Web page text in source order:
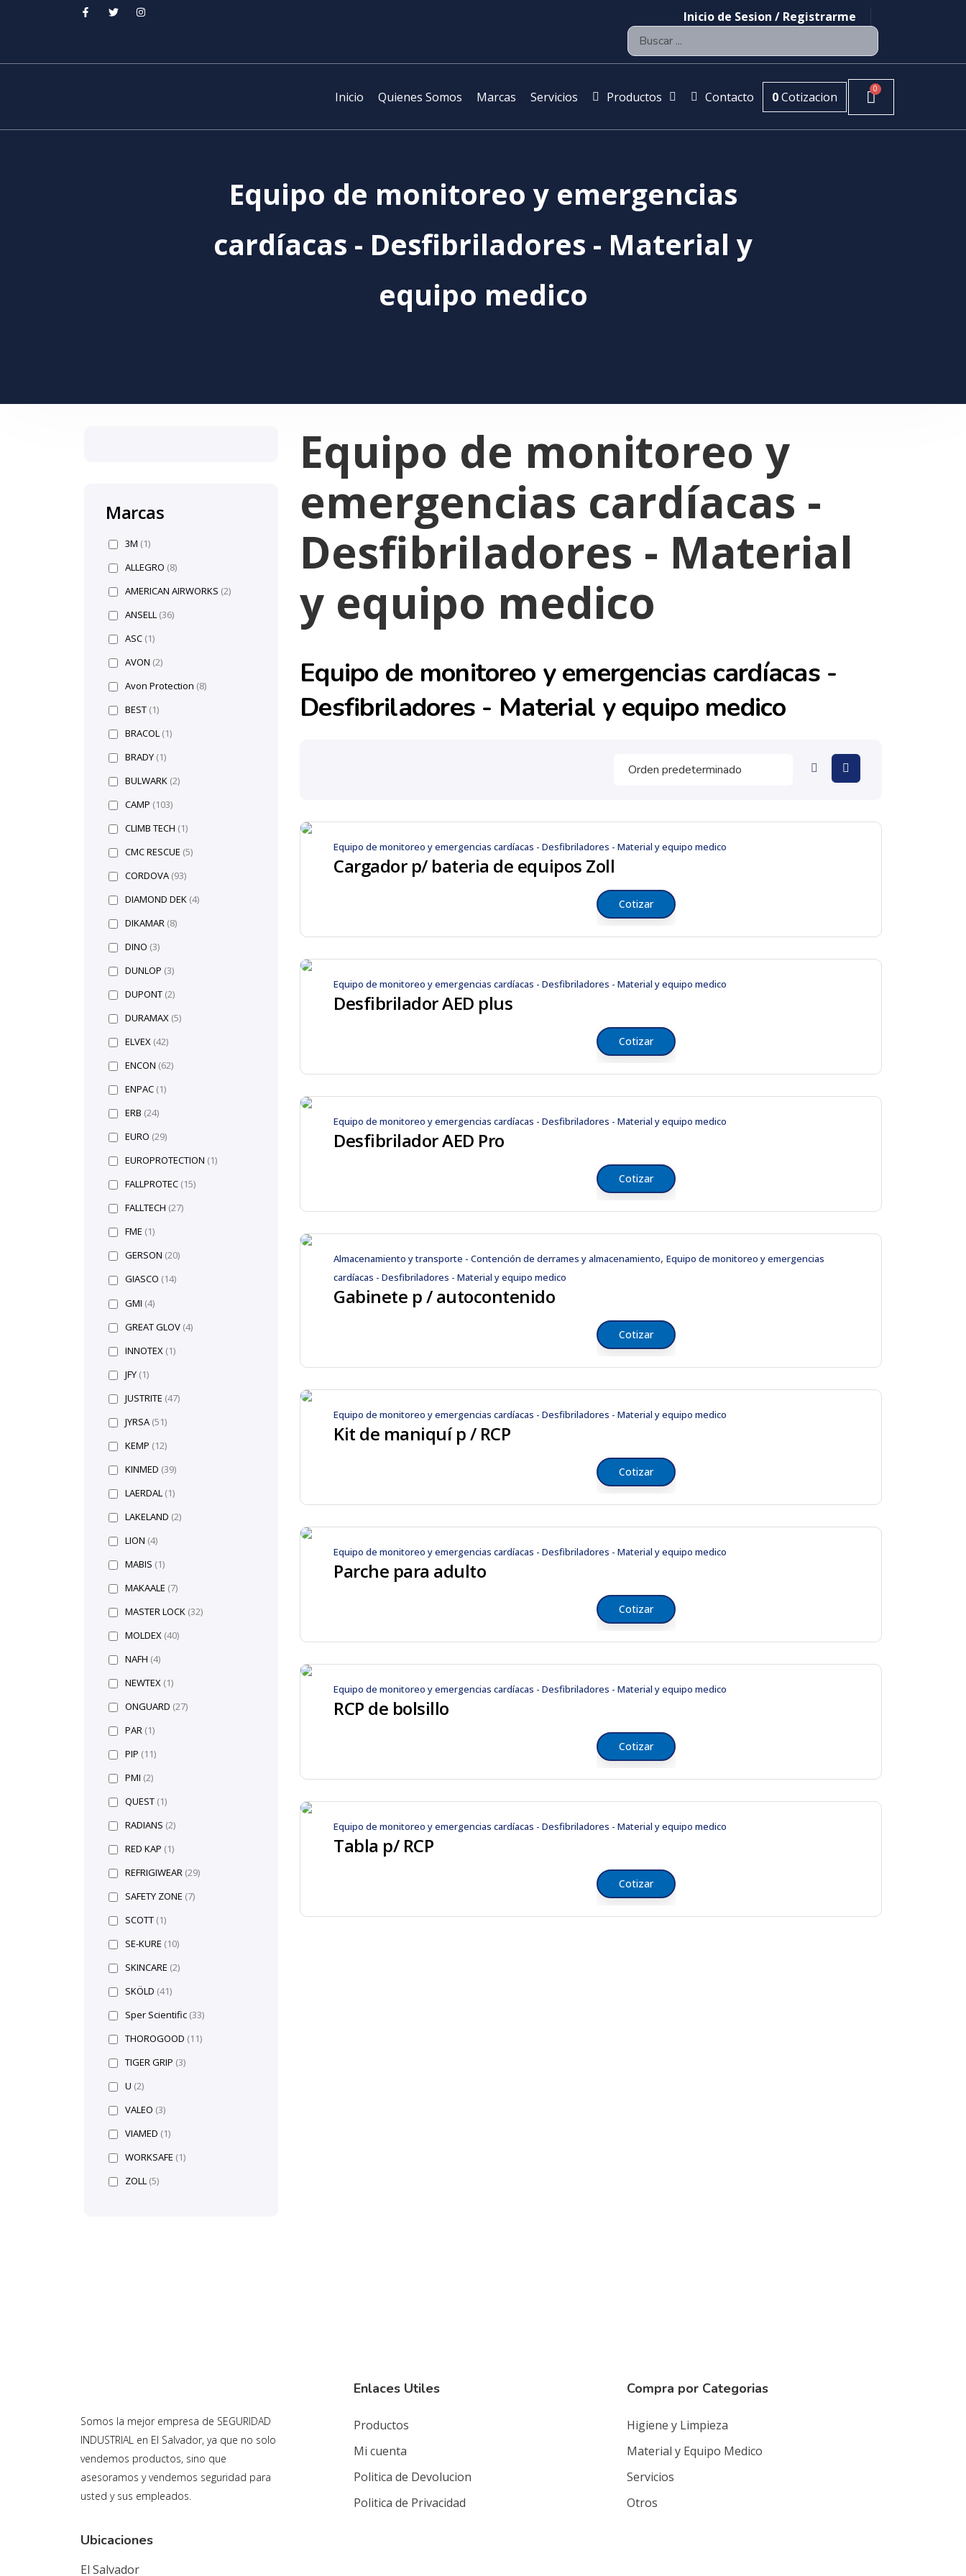
Inicio de Sesion / Registrarme
Inicio Quienes Somos Marcas Servicios Productos Contacto 0 Cotizacion
Equipo de monitoreo y emergencias
cardíacas - Desfibriladores - Material y
equipo medico
Equipo de monitoreo y
emergencias cardíacas -
Desfibriladores - Material
y equipo medico
Equipo de monitoreo y emergencias cardíacas -
Desfibriladores - Material y equipo medico
Equipo de monitoreo y emergencias cardíacas - Desfibriladores - Material y equipo medico
Cargador p/ bateria de equipos Zoll
Cotizar
Equipo de monitoreo y emergencias cardíacas - Desfibriladores - Material y equipo medico
Desfibrilador AED plus
Cotizar
Equipo de monitoreo y emergencias cardíacas - Desfibriladores - Material y equipo medico
Desfibrilador AED Pro
Cotizar
Almacenamiento y transporte - Contención de derrames y almacenamiento, Equipo de monitoreo y emergencias
cardíacas - Desfibriladores - Material y equipo medico
Gabinete p / autocontenido
Cotizar
Equipo de monitoreo y emergencias cardíacas - Desfibriladores - Material y equipo medico
Kit de maniquí p / RCP
Cotizar
Equipo de monitoreo y emergencias cardíacas - Desfibriladores - Material y equipo medico
Parche para adulto
Cotizar
Equipo de monitoreo y emergencias cardíacas - Desfibriladores - Material y equipo medico
RCP de bolsillo
Cotizar
Equipo de monitoreo y emergencias cardíacas - Desfibriladores - Material y equipo medico
Tabla p/ RCP
Cotizar
Marcas
3M (1)
ALLEGRO (8)
AMERICAN AIRWORKS (2)
ANSELL (36)
ASC (1)
AVON (2)
Avon Protection (8)
BEST (1)
BRACOL (1)
BRADY (1)
BULWARK (2)
CAMP (103)
CLIMB TECH (1)
CMC RESCUE (5)
CORDOVA (93)
DIAMOND DEK (4)
DIKAMAR (8)
DINO (3)
DUNLOP (3)
DUPONT (2)
DURAMAX (5)
ELVEX (42)
ENCON (62)
ENPAC (1)
ERB (24)
EURO (29)
EUROPROTECTION (1)
FALLPROTEC (15)
FALLTECH (27)
FME (1)
GERSON (20)
GIASCO (14)
GMI (4)
GREAT GLOV (4)
INNOTEX (1)
JFY (1)
JUSTRITE (47)
JYRSA (51)
KEMP (12)
KINMED (39)
LAERDAL (1)
LAKELAND (2)
LION (4)
MABIS (1)
MAKAALE (7)
MASTER LOCK (32)
MOLDEX (40)
NAFH (4)
NEWTEX (1)
ONGUARD (27)
PAR (1)
PIP (11)
PMI (2)
QUEST (1)
RADIANS (2)
RED KAP (1)
REFRIGIWEAR (29)
SAFETY ZONE (7)
SCOTT (1)
SE-KURE (10)
SKINCARE (2)
SKÖLD (41)
Sper Scientific (33)
THOROGOOD (11)
TIGER GRIP (3)
U (2)
VALEO (3)
VIAMED (1)
WORKSAFE (1)
ZOLL (5)
Somos la mejor empresa de SEGURIDAD
INDUSTRIAL en El Salvador, ya que no solo
vendemos productos, sino que
asesoramos y vendemos seguridad para
usted y sus empleados.
Ubicaciones
El Salvador
Enlaces Utiles
Productos
Mi cuenta
Politica de Devolucion
Politica de Privacidad
Compra por Categorias
Higiene y Limpieza
Material y Equipo Medico
Servicios
Otros